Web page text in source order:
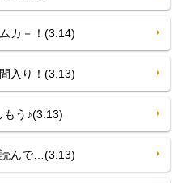
カ－！(3.14)
入り！(3.13)
う♪(3.13)
んで…(3.13)